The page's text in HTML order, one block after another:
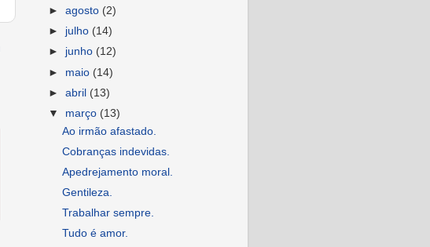
►agosto (2)
► julho (14)
► junho (12)
► maio (14)
►abril (13)
▼ março (13)
Ao irmão afastado.
Cobranças indevidas.
Apedrejamento moral.
Gentileza.
Trabalhar sempre.
Tudo é amor.